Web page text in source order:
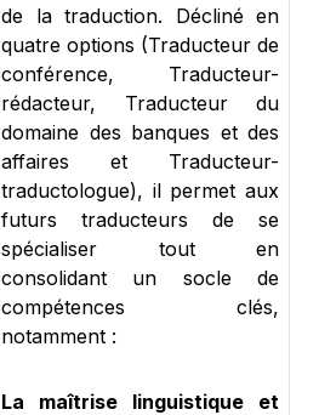
de la traduction. Décliné en
quatre options (Traducteur de
conférence, Traducteur-
rédacteur, Traducteur du
domaine des banques et des
affaires et Traducteur-
traductologue), il permet aux
futurs traducteurs de se
spécialiser tout en
consolidant un socle de
compétences clés,
notamment :
La maîtrise linguistique et